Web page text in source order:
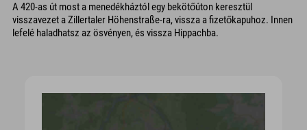
A 420-as út most a menedékháztól egy bekötőúton keresztül
visszavezet a Zillertaler Höhenstraße-ra, vissza a fizetőkapuhoz. Innen
lefelé haladhatsz az ösvényen, és vissza Hippachba.